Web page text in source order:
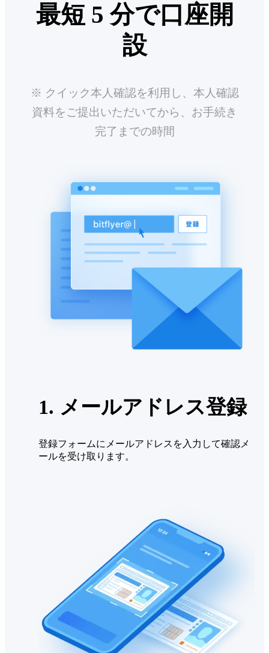
最短 5 分で口座開
設
※ クイック本人確認を利用し、本人確認
資料をご提出いただいてから、お手続き
完了までの時間
1. メールアドレス登録
登録フォームにメールアドレスを入力して確認メ
ールを受け取ります。